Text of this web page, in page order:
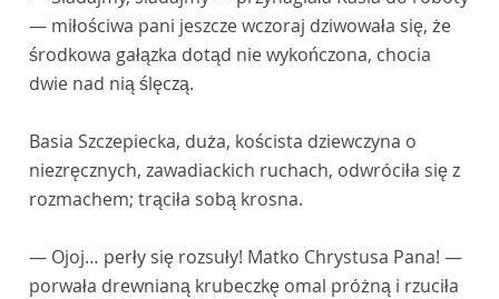
— miłościwa pani jeszcze wczoraj dziwowała się, że
środkowa gałązka dotąd nie wykończona, chocia
dwie nad nią ślęczą.
Basia Szczepiecka, duża, koścista dziewczyna o
niezręcznych, zawadiackich ruchach, odwróciła się z
rozmachem; trąciła sobą krosna.
— Ojoj… perły się rozsuły! Matko Chrystusa Pana! —
porwała drewnianą krubeczkę omal próżną i rzuciła